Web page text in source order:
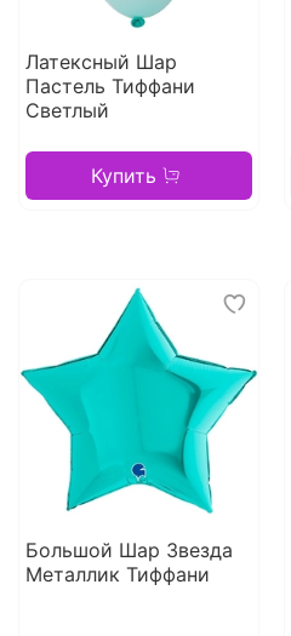
Латексный Шар
Пастель Тиффани
Светлый
Купить
Большой Шар Звезда
Металлик Тиффани